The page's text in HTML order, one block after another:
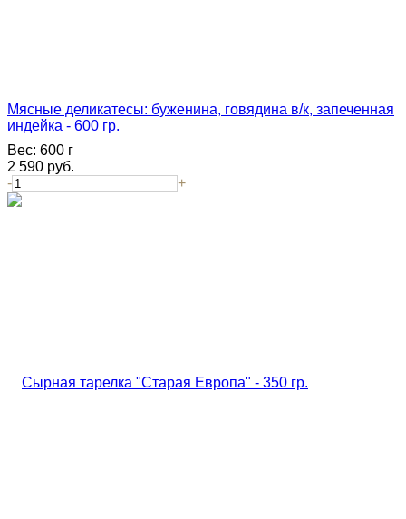
Мясные деликатесы: буженина, говядина в/к, запеченная
индейка - 600 гр.
Вес: 600 г
2 590 руб.
-
+